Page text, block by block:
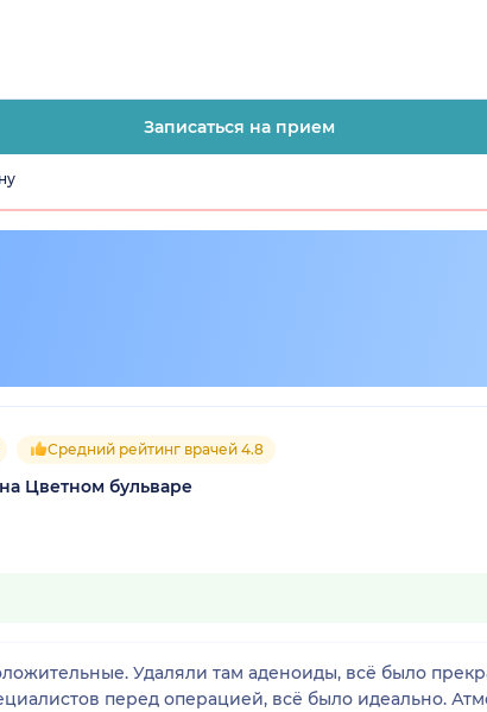
Записаться на прием
Средний рейтинг врачей 4.8
Цветном бульваре
Удаляли там аденоиды, всё было
перед операцией, всё было идеально.